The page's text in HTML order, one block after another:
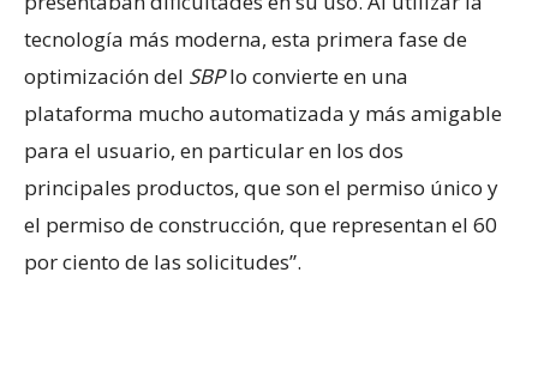
tecnología más moderna, esta primera fase de
optimización del SBPlo convierte en una
plataforma mucho automatizada y más amigable
para el usuario, en particular en los dos
principales productos, que son el permiso único y
el permiso de construcción, que representan el 60
por ciento de las solicitudes”.